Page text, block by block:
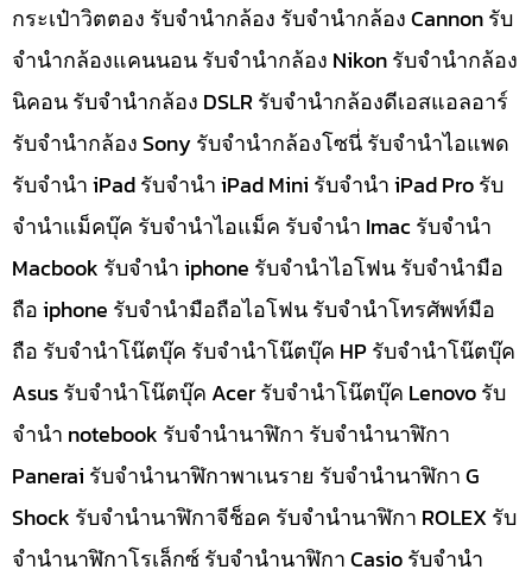
กระเป๋าวิตตอง รับจำนำกล้อง รับจำนำกล้อง Cannon รับ
จำนำกล้องแคนนอน รับจำนำกล้อง Nikon รับจำนำกล้อง
นิคอน รับจำนำกล้อง DSLR รับจำนำกล้องดีเอสแอลอาร์
รับจำนำกล้อง Sony รับจำนำกล้องโซนี่ รับจำนำไอแพด
รับจำนำ iPad รับจำนำ iPad Mini รับจำนำ iPad Pro รับ
จำนำแม็คบุ๊ค รับจำนำไอแม็ค รับจำนำ Imac รับจำนำ
Macbook รับจำนำ iphone รับจำนำไอโฟน รับจำนำมือ
ถือ iphone รับจำนำมือถือไอโฟน รับจำนำโทรศัพท์มือ
ถือ รับจำนำโน๊ตบุ๊ค รับจำนำโน๊ตบุ๊ค HP รับจำนำโน๊ตบุ๊ค
Asus รับจำนำโน๊ตบุ๊ค Acer รับจำนำโน๊ตบุ๊ค Lenovo รับ
จำนำ notebook รับจำนำนาฬิกา รับจำนำนาฬิกา
Panerai รับจำนำนาฬิกาพาเนราย รับจำนำนาฬิกา G
Shock รับจำนำนาฬิกาจีช็อค รับจำนำนาฬิกา ROLEX รับ
จำนำนาฬิกาโรเล็กซ์ รับจำนำนาฬิกา Casio รับจำนำ